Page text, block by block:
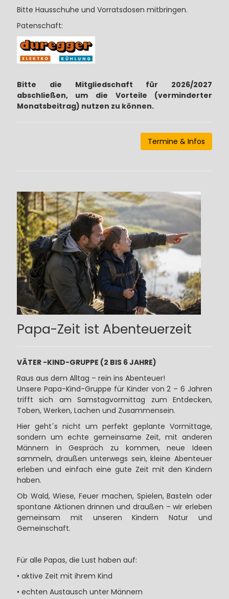
Bitte Hausschuhe und Vorratsdosen mitbringen.
Patenschaft:
Bitte die Mitgliedschaft für 2026/2027
abschließen, um die Vorteile (verminderter
Monatsbeitrag) nutzen zu können.
Termine & Infos
Papa-Zeit ist Abenteuerzeit
VÄTER -KIND-GRUPPE (2 BIS 6 JAHRE)
Raus aus dem Alltag – rein ins Abenteuer!
Unsere Papa-Kind-Gruppe für Kinder von 2 – 6 Jahren
trifft sich am Samstagvormittag zum Entdecken,
Toben, Werken, Lachen und Zusammensein.
Hier geht´s nicht um perfekt geplante Vormittage,
sondern um echte gemeinsame Zeit, mit anderen
Männern in Gespräch zu kommen, neue Ideen
sammeln, draußen unterwegs sein, kleine Abenteuer
erleben und einfach eine gute Zeit mit den Kindern
haben.
Ob Wald, Wiese, Feuer machen, Spielen, Basteln oder
spontane Aktionen drinnen und draußen – wir erleben
gemeinsam mit unseren Kindern Natur und
Gemeinschaft.
Für alle Papas, die Lust haben auf:
• aktive Zeit mit ihrem Kind
• echten Austausch unter Männern